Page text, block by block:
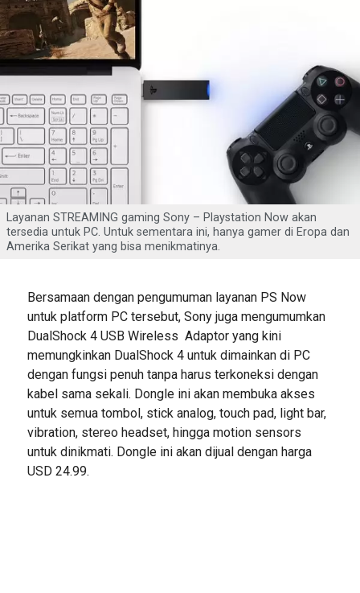
Layanan STREAMING gaming Sony – Playstation Now akan
tersedia untuk PC. Untuk sementara ini, hanya gamer di Eropa dan
Amerika Serikat yang bisa menikmatinya.
Bersamaan dengan pengumuman layanan PS Now
untuk platform PC tersebut, Sony juga mengumumkan
DualShock 4 USB Wireless Adaptor yang kini
memungkinkan DualShock 4 untuk dimainkan di PC
dengan fungsi penuh tanpa harus terkoneksi dengan
kabel sama sekali. Dongle ini akan membuka akses
untuk semua tombol, stick analog, touch pad, light bar,
vibration, stereo headset, hingga motion sensors
untuk dinikmati. Dongle ini akan dijual dengan harga
USD 24.99.